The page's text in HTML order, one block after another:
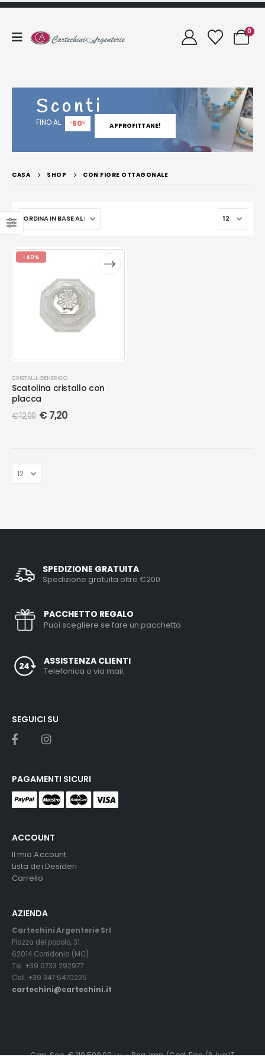
0
Sconti
FINO AL -50% APPROFITTANE!
CASA SHOP CON FIORE OTTAGONALE
-40%
CRISTALLI, GENERICO
Scatolina cristallo con
placca
€12,00 € 7,20
SPEDIZIONE GRATUITA
Spedizione gratuita oltre €200
PACCHETTO REGALO
Puoi scegliere se fare un pacchetto.
ASSISTENZA CLIENTI
Telefonica o via mail.
ACCOUNT
Il mio Account
Lista dei Desideri
Carrello
AZIENDA
Cartechini Argenterie Srl
Piazza del popolo, 31
62014 Corridonia (MC)
Tel. +39 0733 292977
Cell. +39 347 5470225
cartechini@cartechini.it
SEGUICI SU
PAGAMENTI SICURI
Cap. Soc. € 119.500,00 i.v. - Reg. Imp./Cod. Fisc./P. Iva IT